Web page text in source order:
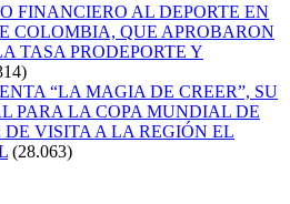
FINANCIERO AL DEPORTE EN
COLOMBIA, QUE APROBARON
TASA PRODEPORTE Y
“LA MAGIA DE CREER”, SU
PARA LA COPA MUNDIAL DE
VISITA A LA REGIÓN EL
(28.063)